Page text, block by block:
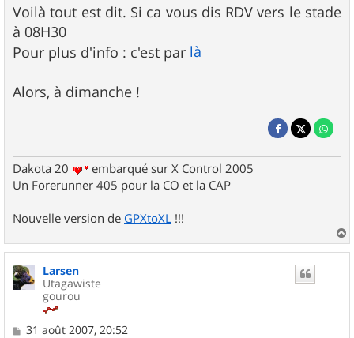
s
s
a
g
e
Voilà tout est dit. Si ca vous dis RDV vers le stade
à 08H30
Pour plus d'info : c'est par là
Alors, à dimanche !
Dakota 20
embarqué sur X Control 2005
Un Forerunner 405 pour la CO et la CAP
Nouvelle version de GPXtoXL !!!
a
u
Larsen
Utagawiste
gourou
M
31 août 2007, 20:52